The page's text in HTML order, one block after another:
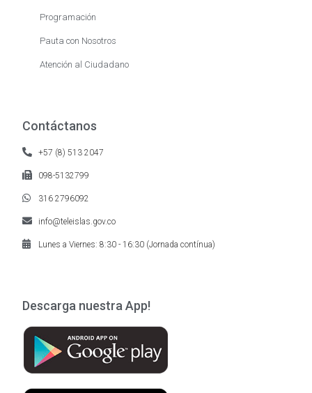
Programación
Pauta con Nosotros
Atención al Ciudadano
Contáctanos
+57 (8) 513 2047
098-5132799
316 2796092
info@teleislas.gov.co
Lunes a Viernes: 8:30 - 16:30 (Jornada contínua)
Descarga nuestra App!